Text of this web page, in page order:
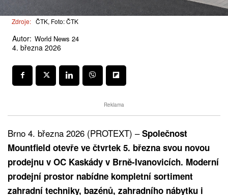
Zdroje: ČTK, Foto: ČTK
Autor: World News 24
4. března 2026
Reklama
Brno 4. března 2026 (PROTEXT) –Společnost
Mountfield otevře ve čtvrtek 5. března svou novou
prodejnu v OC Kaskády v Brně-Ivanovicích. Moderní
prodejní prostor nabídne kompletní sortiment
zahradní techniky, bazénů, zahradního nábytku i